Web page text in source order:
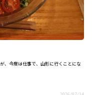
、今度は仕事で、山形に行くことにな